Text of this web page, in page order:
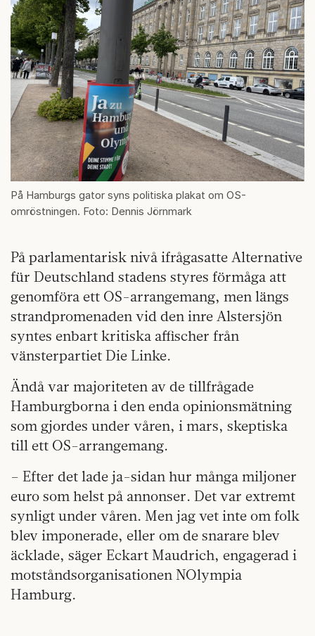
På Hamburgs gator syns politiska plakat om OS-
omröstningen. Foto: Dennis Jörnmark
På parlamentarisk nivå ifrågasatte Alternative
für Deutschland stadens styres förmåga att
genomföra ett OS-arrangemang, men längs
strandpromenaden vid den inre Alstersjön
syntes enbart kritiska affischer från
vänsterpartiet Die Linke.
Ändå var majoriteten av de tillfrågade
Hamburgborna i den enda opinionsmätning
som gjordes under våren, i mars, skeptiska
till ett OS-arrangemang.
– Efter det lade ja-sidan hur många miljoner
euro som helst på annonser. Det var extremt
synligt under våren. Men jag vet inte om folk
blev imponerade, eller om de snarare blev
äcklade, säger Eckart Maudrich, engagerad i
motståndsorganisationen NOlympia
Hamburg.